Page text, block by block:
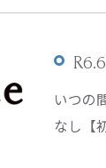
いつの
なし【